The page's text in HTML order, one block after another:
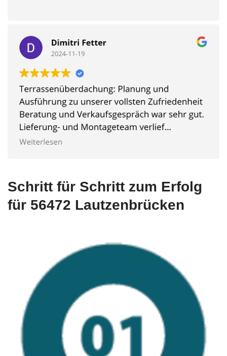
Schritt für Schritt zum Erfolg
für 56472 Lautzenbrücken